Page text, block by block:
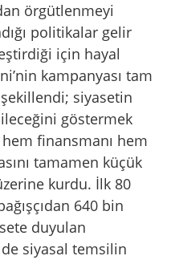
örgütlenmeyi
politikalar gelir
için hayal
kampanyası tam
şekillendi; siyasetin
göstermek
finansmanı hem
tamamen küçük
kurdu. İlk 80
640 bin
duyulan
siyasal temsilin